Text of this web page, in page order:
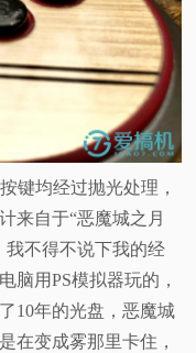
键均经过抛光处理，
来自于“恶魔城之月
我不得不说下我的经
脑用PS模拟器玩的，
10年的光盘，恶魔城
在变成雾那里卡住，